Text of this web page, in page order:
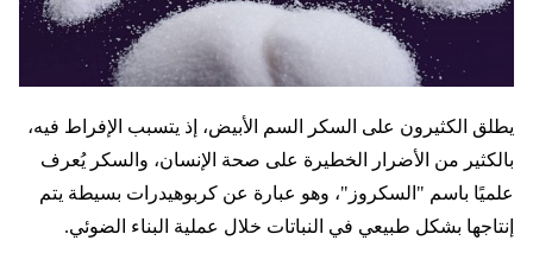
يطلق الكثيرون على السكر السم الأبيض، إذ يتسبب الإفراط فيه،
بالكثير من الأضرار الخطيرة على صحة الإنسان، والسكر يُعرف
علميًا باسم "السكروز"، وهو عبارة عن كربوهيدرات بسيطة يتم
إنتاجها بشكل طبيعي في النباتات خلال عملية البناء الضوئي.